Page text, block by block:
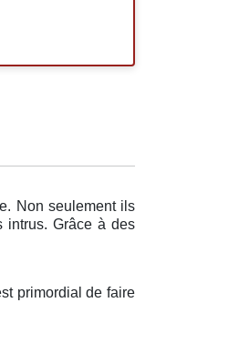
Non seulement ils
intrus. Grâce à des
primordial de faire